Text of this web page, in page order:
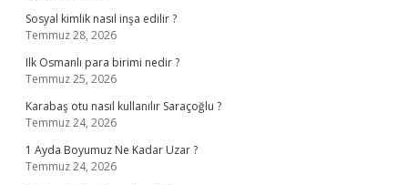
Sosyal kimlik nasıl inşa edilir ?
Temmuz 28, 2026
Ilk Osmanlı para birimi nedir ?
Temmuz 25, 2026
Karabaş otu nasıl kullanılır Saraçoğlu ?
Temmuz 24, 2026
1 Ayda Boyumuz Ne Kadar Uzar ?
Temmuz 24, 2026